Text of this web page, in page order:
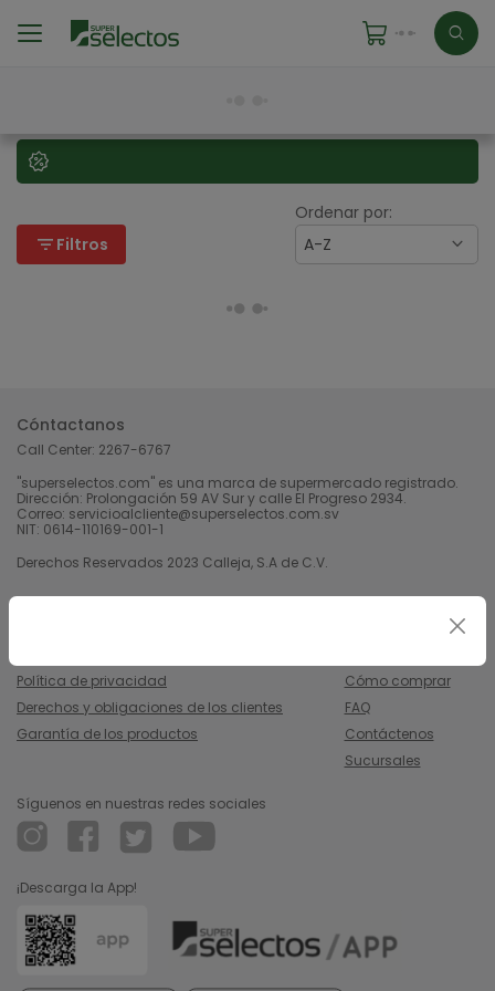
filter_list Filtros
Ordenar por:
A-Z
Cóntactanos
Call Center: 2267-6767
"superselectos.com" es una marca de supermercado registrado.
Dirección: Prolongación 59 AV Sur y calle El Progreso 2934.
Correo: servicioalcliente@superselectos.com.sv
NIT: 0614-110169-001-1
Derechos Reservados 2023 Calleja, S.A de C.V.
Política de privacidad
Derechos y obligaciones de los clientes
Garantía de los productos
Cómo comprar
FAQ
Contáctenos
Sucursales
Síguenos en nuestras redes sociales
¡Descarga la App!